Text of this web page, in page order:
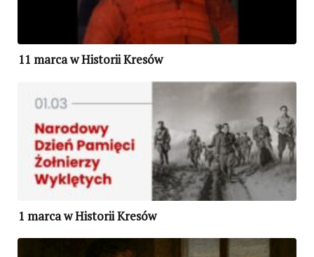
11 marca w Historii Kresów
1 marca w Historii Kresów